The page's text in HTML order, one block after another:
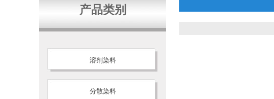
产品类别
溶剂染料
分散染料